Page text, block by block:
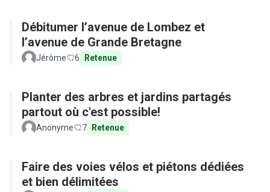
Débitumer l’avenue de Lombez et
l’avenue de Grande Bretagne
Jérôme 6 Retenue
Planter des arbres et jardins partagés
partout où c'est possible!
Anonyme 7 Retenue
Faire des voies vélos et piétons dédiées
et bien délimitées